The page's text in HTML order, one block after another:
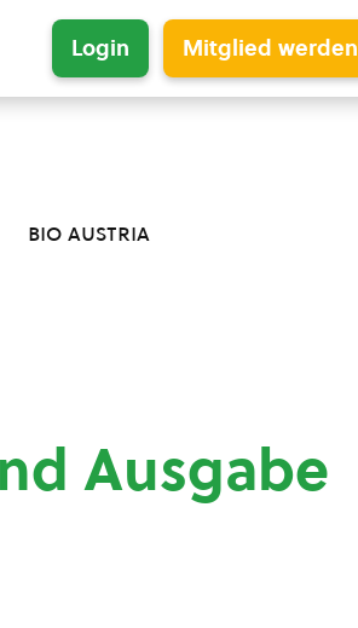
Login Mitglied werden
bio austria
Ausgabe